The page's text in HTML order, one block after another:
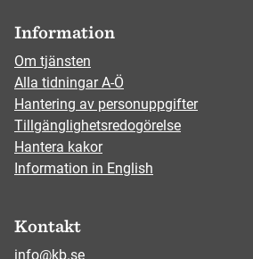
Information
Om tjänsten
Alla tidningar A-Ö
Hantering av personuppgifter
Tillgänglighetsredogörelse
Hantera kakor
Information in English
Kontakt
info@kb.se